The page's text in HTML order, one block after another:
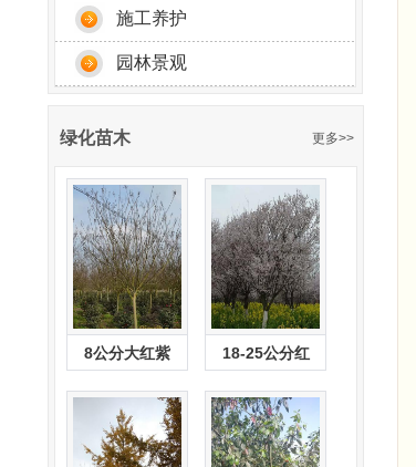
施工养护
园林景观
绿化苗木 更多>>
8公分大红紫 18-25公分红